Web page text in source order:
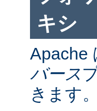
キシ
Apache
バース
きます。